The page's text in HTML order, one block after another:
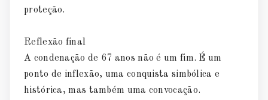
proteção.
Reflexão final
A condenação de 67 anos não é um fim. É um
ponto de inflexão, uma conquista simbólica e
histórica, mas também uma convocação.